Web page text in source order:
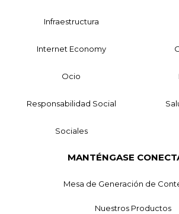
Infraestructura
Internet Economy
Ocio
Responsabilidad Social
Sociales
MANTÉNGASE
Mesa de Generación de
Nuestros Productos